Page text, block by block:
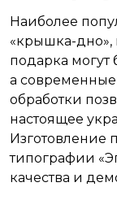
Наиболее
«крышка-дно»,
подарка
а современные
обработки
настоящее
Изготовление
типографии
качества и